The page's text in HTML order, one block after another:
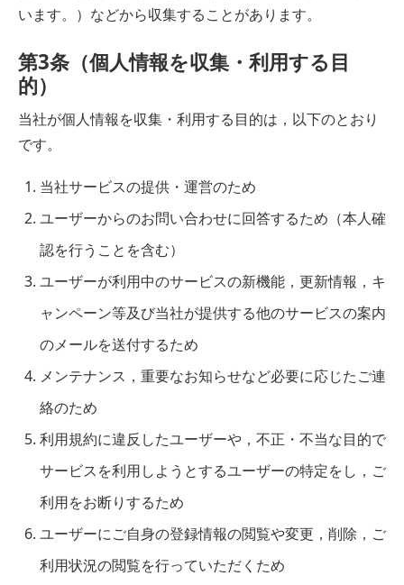
います。）などから収集することがあります。
第3条（個人情報を収集・利用する目
的）
当社が個人情報を収集・利用する目的は，以下のとおり
です。
当社サービスの提供・運営のため
ユーザーからのお問い合わせに回答するため（本人確
認を行うことを含む）
ユーザーが利用中のサービスの新機能，更新情報，キ
ャンペーン等及び当社が提供する他のサービスの案内
のメールを送付するため
メンテナンス，重要なお知らせなど必要に応じたご連
絡のため
利用規約に違反したユーザーや，不正・不当な目的で
サービスを利用しようとするユーザーの特定をし，ご
利用をお断りするため
ユーザーにご自身の登録情報の閲覧や変更，削除，ご
利用状況の閲覧を行っていただくため